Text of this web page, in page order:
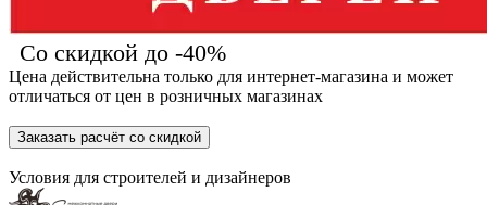
Со скидкой до -40%
Цена действительна только для интернет-магазина и может
отличаться от цен в розничных магазинах
Заказать расчёт со скидкой
Условия для строителей и дизайнеров